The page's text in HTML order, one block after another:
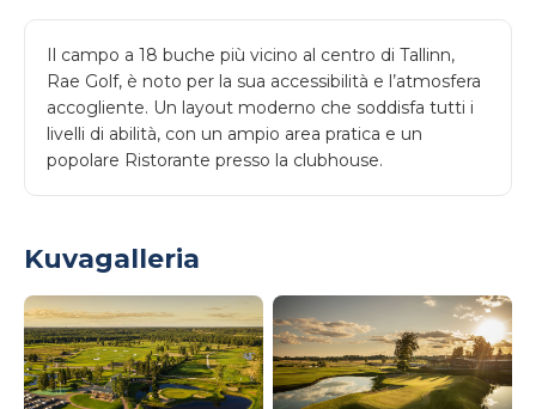
Il campo a 18 buche più vicino al centro di Tallinn,
Rae Golf, è noto per la sua accessibilità e l’atmosfera
accogliente. Un layout moderno che soddisfa tutti i
livelli di abilità, con un ampio area pratica e un
popolare Ristorante presso la clubhouse.
Kuvagalleria